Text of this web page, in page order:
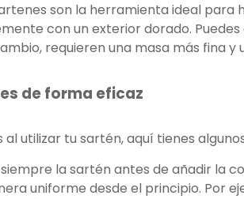
son la herramienta ideal
con un exterior dorado.
requieren una masa más fina
de forma eficaz
utilizar tu sartén, aquí tienes
la sartén antes de añadir la
uniforme desde el principio. Por